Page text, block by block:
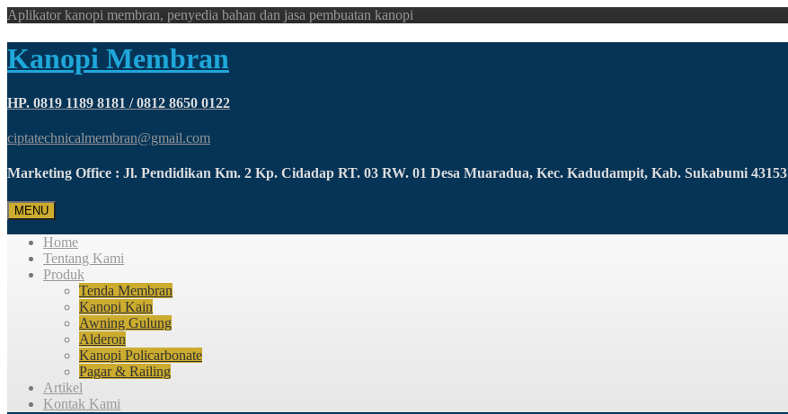
Aplikator kanopi membran, penyedia bahan dan jasa pembuatan kanopi
Kanopi Membran
HP. 0819 1189 8181 / 0812 8650 0122
ciptatechnicalmembran@gmail.com
Marketing Office : Jl. Pendidikan Km. 2 Kp. Cidadap RT. 03 RW. 01 Desa Muaradua, Kec. Kadudampit, Kab. Sukabumi 43153
MENU
Home
Tentang Kami
Produk
Tenda Membran
Kanopi Kain
Awning Gulung
Alderon
Kanopi Policarbonate
Pagar & Railing
Artikel
Kontak Kami